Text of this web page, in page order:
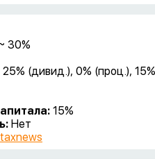
30%
25% (дивид.), 0% (проц.), 15%
15%
Нет